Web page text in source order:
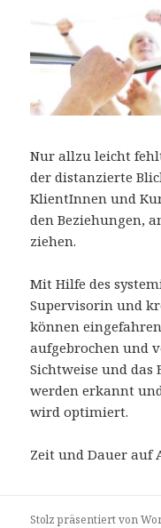
Nur allzu leicht
der distanzierte
KlientInnen und
den Beziehungen,
ziehen.
Mit Hilfe des
Supervisorin und
können
aufgebrochen und
Sichtweise und das
werden erkannt
wird optimiert.
Zeit und Dauer auf
Stolz präsentiert von